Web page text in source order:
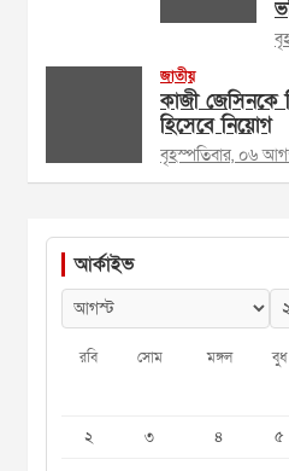
জাতীয়
কাজী জেসিনকে
হিসেবে নিয়োগ
বৃহস্পতিবার, ০৬
আর্কাইভ
রবি সোম মঙ্গল বুধ
২
৩ ৪ ৫